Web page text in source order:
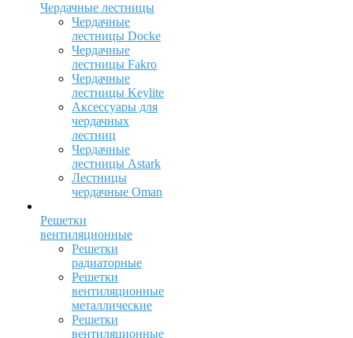
Чердачные лестницы
Чердачные
лестницы Docke
Чердачные
лестницы Fakro
Чердачные
лестницы Keylite
Аксессуары для
чердачных
лестниц
Чердачные
лестницы Astark
Лестницы
чердачные Oman
Решетки
вентиляционные
Решетки
радиаторные
Решетки
вентиляционные
металлические
Решетки
вентиляционные